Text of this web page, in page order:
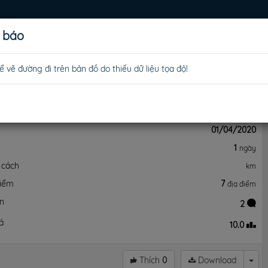
LƯU TRÚ
01/04/2020
1 ngày
km
7 địa điểm
2
10.0
Download
Thích 0
báo
vẽ đường đi trên bản đồ do thiếu dữ liệu tọa độ!